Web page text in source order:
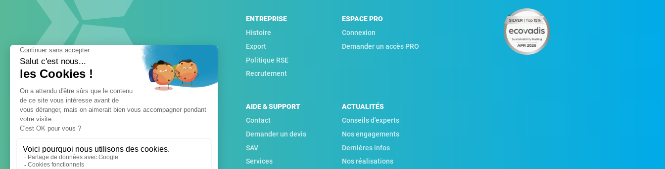
ENTREPRISE
Histoire
Export
Politique RSE
Recrutement
ESPACE PRO
Connexion
Demander un accès PRO
AIDE & SUPPORT
Contact
Demander un devis
SAV
Services
ACTUALITÉS
Conseils d'experts
Nos engagements
Dernières infos
Nos réalisations